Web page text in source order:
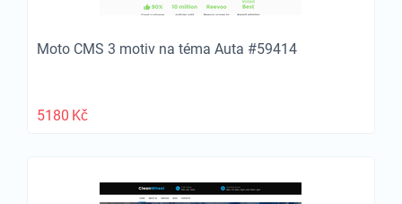
Moto CMS 3 motiv na téma Auta #59414
5180 Kč